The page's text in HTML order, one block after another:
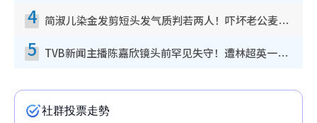
4 简淑儿染金发剪短头发气质判若两人！吓坏老公麦大力都认不出：“你做什么？”
5 TVB新闻主播陈嘉欣镜头前罕见失守！遭林超英一句话突袭吓坏当场大笑